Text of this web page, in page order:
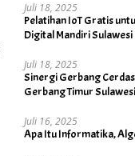
Juli 18, 2025
Pelatihan IoT Gratis
Digital Mandiri
Juli 18, 2025
Sinergi Gerbang
Gerbang Timur Sulawesi
Juli 16, 2025
Apa Itu Informatika,